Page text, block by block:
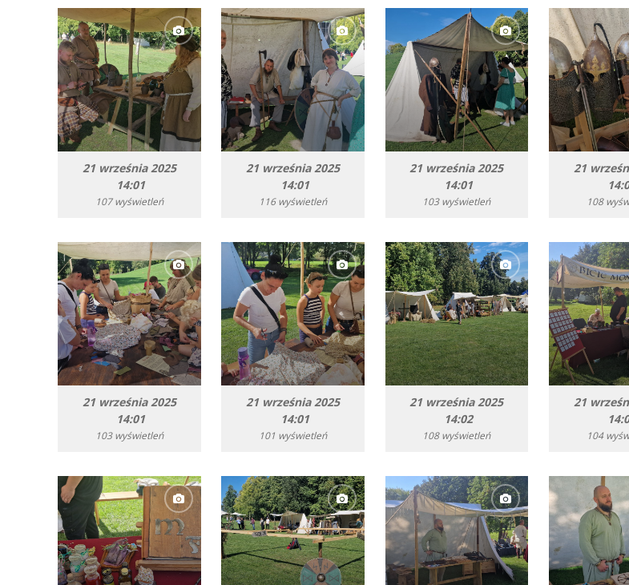
21 września 2025
14:01
107 wyświetleń
21 września 2025
14:01
116 wyświetleń
21 września 2025
14:01
103 wyświetleń
21
108
21 września 2025
14:01
103 wyświetleń
21 września 2025
14:01
101 wyświetleń
21 września 2025
14:02
108 wyświetleń
21
104